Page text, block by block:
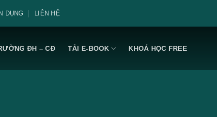
DỤNG LIÊN HỆ
ĐH – CĐ TẢI E-BOOK KHOÁ HỌC FREE